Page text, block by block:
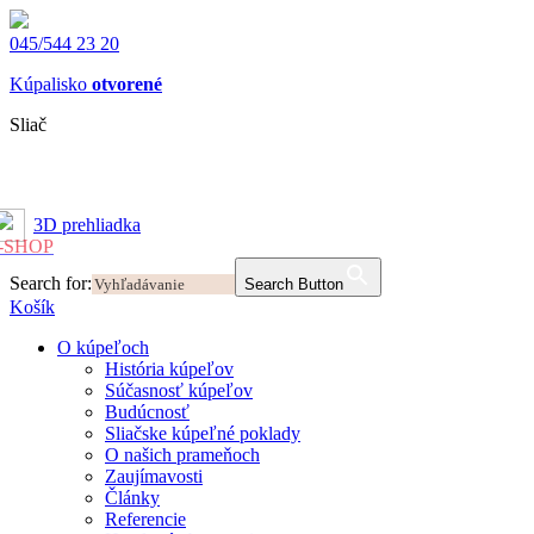
045/544 23 20
Kúpalisko otvorené
Sliač
3D prehliadka
SHOP
Search for:
Search Button
Košík
O kúpeľoch
História kúpeľov
Súčasnosť kúpeľov
Budúcnosť
Sliačske kúpeľné poklady
O našich prameňoch
Zaujímavosti
Články
Referencie